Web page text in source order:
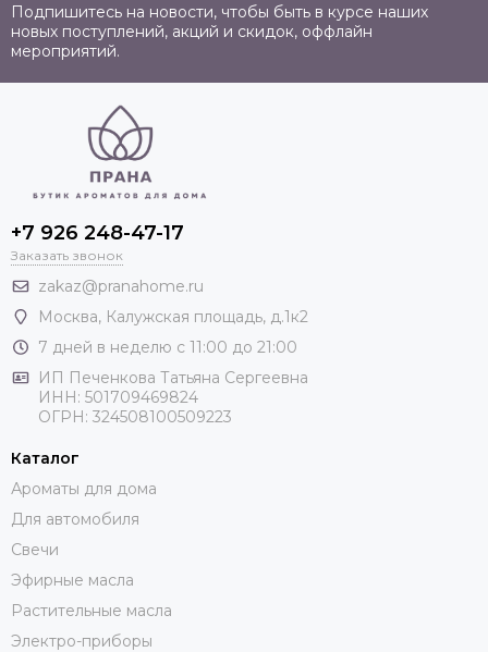
Подпишитесь на новости, чтобы быть в курсе наших
новых поступлений, акций и скидок, оффлайн
мероприятий.
+7 926 248-47-17
Заказать звонок
zakaz@pranahome.ru
Москва, Калужская площадь, д.1к2
7 дней в неделю с 11:00 до 21:00
ИП Печенкова Татьяна Сергеевна
ИНН: 501709469824
ОГРН: 324508100509223
Каталог
Ароматы для дома
Для автомобиля
Свечи
Эфирные масла
Растительные масла
Электро-приборы